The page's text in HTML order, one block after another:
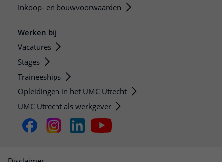
Inkoop- en bouwvoorwaarden
Werken bij
Vacatures
Stages
Traineeships
Opleidingen in het UMC Utrecht
UMC Utrecht als werkgever